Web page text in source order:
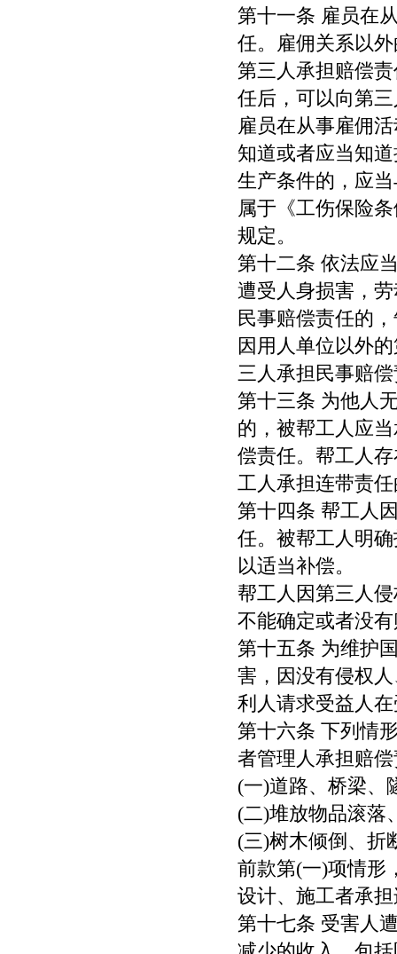
第十一条 雇员在
任。雇佣关系以
第三人承担赔偿
任后，可以向第
雇员在从事雇佣
知道或者应当知
生产条件的，应
属于《工伤保险
规定。
第十二条 依法应
遭受人身损害，
民事赔偿责任的
因用人单位以外
三人承担民事赔
第十三条 为他人
的，被帮工人应
偿责任。帮工人
工人承担连带责
第十四条 帮工人
任。被帮工人明
以适当补偿。
帮工人因第三人
不能确定或者没
第十五条 为维护
害，因没有侵权
利人请求受益人
第十六条 下列情
者管理人承担赔
(一)道路、桥梁、
(二)堆放物品滚落
(三)树木倾倒、折
前款第(一)项情形
设计、施工者承
第十七条 受害人